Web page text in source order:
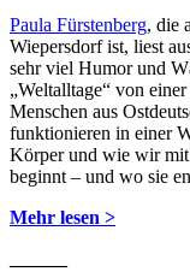
Paula Fürstenberg, die
Wiepersdorf ist, liest
sehr viel Humor und
„Weltalltage“ von
Menschen aus
funktionieren in einer
Körper und wie wir
beginnt – und wo sie
Mehr lesen >